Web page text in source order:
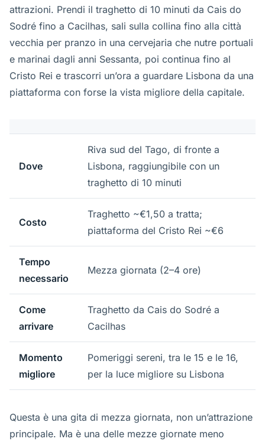
attrazioni. Prendi il traghetto di 10 minuti da Cais do
Sodré fino a Cacilhas, sali sulla collina fino alla città
vecchia per pranzo in una cervejaria che nutre portuali
e marinai dagli anni Sessanta, poi continua fino al
Cristo Rei e trascorri un’ora a guardare Lisbona da una
piattaforma con forse la vista migliore della capitale.
Dove
Riva sud del Tago, di fronte a
Lisbona, raggiungibile con un
traghetto di 10 minuti
Costo
Traghetto ~€1,50 a tratta;
piattaforma del Cristo Rei ~€6
Tempo
necessario
Mezza giornata (2–4 ore)
Come
arrivare
Traghetto da Cais do Sodré a
Cacilhas
Momento
migliore
Pomeriggi sereni, tra le 15 e le 16,
per la luce migliore su Lisbona
Questa è una gita di mezza giornata, non un’attrazione
principale. Ma è una delle mezze giornate meno